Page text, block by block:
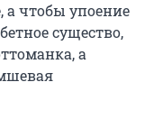
а чтобы упоение
существо,
а